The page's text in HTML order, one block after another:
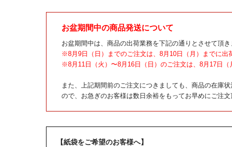
お盆期間中の商品発送について
お盆期間中は、商品の出荷業務を下記の通りとさせて頂き
※8月9日（日）までのご注文は、8月10日（月）までに出
※8月11日（火）〜8月16日（日）のご注文は、8月17日（
また、上記期間前のご注文につきましても、商品の在庫
ので、お急ぎのお客様は数日余裕をもってお早めにご注
【紙袋をご希望のお客様へ】